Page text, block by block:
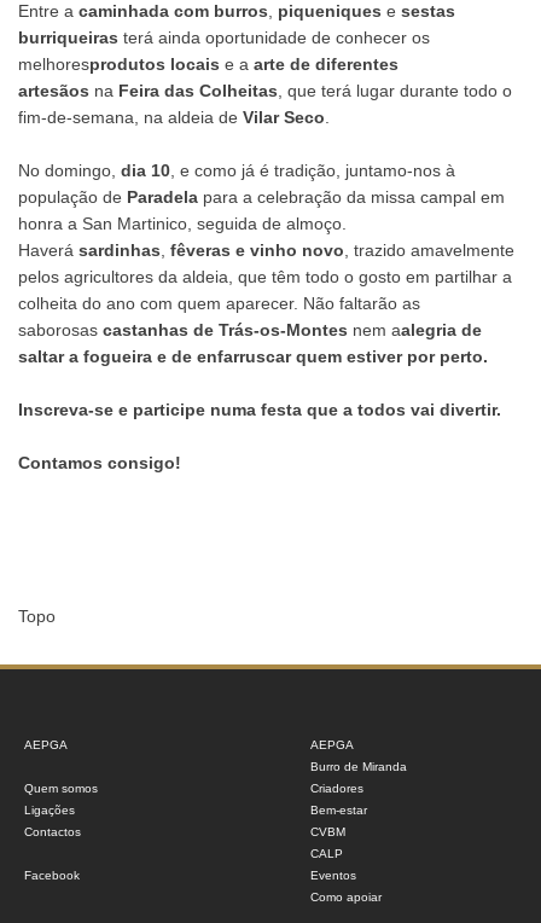
Entre a caminhada com burros piqueniques e sestas
burriqueiras terá ainda oportunidade de conhecer os
melhoresprodutos locais e a arte de diferentes
artesãos na Feira das Colheitas , que terá lugar durante todo o
fim-de-semana, na aldeia de Vilar Seco
No domingo, dia 10 , e como já é tradição, juntamo-nos à
população de Paradela para a celebração da missa campal em
honra a San Martinico, seguida de almoço.
Haverá sardinhas fêveras e vinho novo , trazido amavelmente
pelos agricultores da aldeia, que têm todo o gosto em partilhar a
colheita do ano com quem aparecer. Não faltarão as
saborosas castanhas de Trás-os-Montes nem aalegria de
saltar a fogueira e de enfarruscar quem estiver por perto.
Inscreva-se e participe numa festa que a todos vai divertir.
Contamos consigo!
Topo
AEPGA
Quem somos
Ligações
Contactos
Facebook
AEPGA
Burro de Miranda
Criadores
Bem-estar
CVBM
CALP
Eventos
Como apoiar